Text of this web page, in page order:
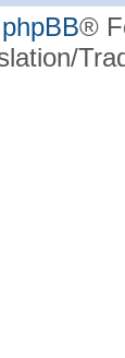
phpBB®